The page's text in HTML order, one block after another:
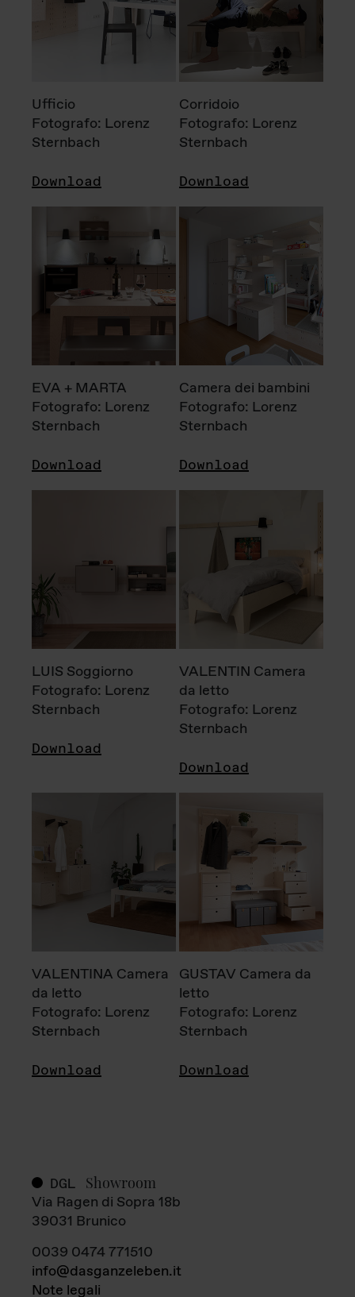
Ufficio
Fotografo: Lorenz
Sternbach
Download
Corridoio
Fotografo: Lorenz
Sternbach
Download
EVA + MARTA
Fotografo: Lorenz
Sternbach
Download
Camera dei bambini
Fotografo: Lorenz
Sternbach
Download
LUIS Soggiorno
Fotografo: Lorenz
Sternbach
Download
VALENTIN Camera
da letto
Fotografo: Lorenz
Sternbach
Download
VALENTINA Camera
da letto
Fotografo: Lorenz
Sternbach
Download
GUSTAV Camera da
letto
Fotografo: Lorenz
Sternbach
Download
DGL Showroom
Via Ragen di Sopra 18b
39031 Brunico
0039 0474 771510
info@dasganzeleben.it
Note legali